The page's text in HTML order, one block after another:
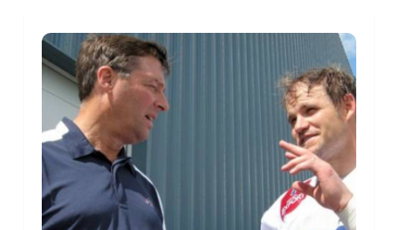
Menu principal
Formation continue